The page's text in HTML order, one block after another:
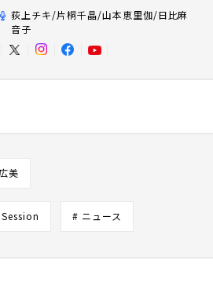
荻上チキ/片桐千晶/山本恵里伽/日比麻
音子
美
# ニュース